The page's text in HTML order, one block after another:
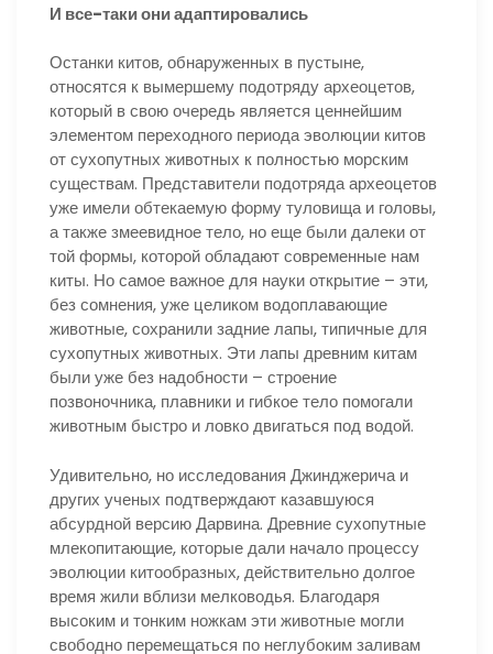
И все-таки они адаптировались
Останки китов, обнаруженных в пустыне,
относятся к вымершему подотряду археоцетов,
который в свою очередь является ценнейшим
элементом переходного периода эволюции китов
от сухопутных животных к полностью морским
существам. Представители подотряда археоцетов
уже имели обтекаемую форму туловища и головы,
а также змеевидное тело, но еще были далеки от
той формы, которой обладают современные нам
киты. Но самое важное для науки открытие – эти,
без сомнения, уже целиком водоплавающие
животные, сохранили задние лапы, типичные для
сухопутных животных. Эти лапы древним китам
были уже без надобности – строение
позвоночника, плавники и гибкое тело помогали
животным быстро и ловко двигаться под водой.
Удивительно, но исследования Джинджерича и
других ученых подтверждают казавшуюся
абсурдной версию Дарвина. Древние сухопутные
млекопитающие, которые дали начало процессу
эволюции китообразных, действительно долгое
время жили вблизи мелководья. Благодаря
высоким и тонким ножкам эти животные могли
свободно перемещаться по неглубоким заливам